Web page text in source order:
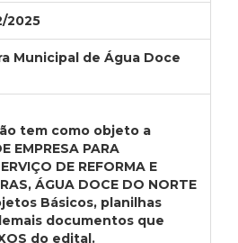
2025
Municipal de Água Doce
tem como objeto a
EMPRESA PARA
DE REFORMA E
ÁGUA DOCE DO NORTE
Básicos, planilhas
documentos que
do edital.